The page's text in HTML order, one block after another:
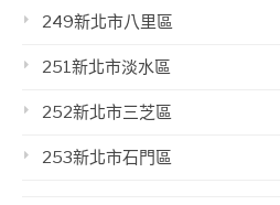
249新北市八里區
251新北市淡水區
252新北市三芝區
253新北市石門區